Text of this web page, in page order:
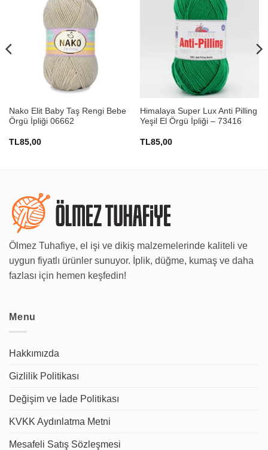
Nako Elit Baby Taş Rengi Bebe
Örgü İpliği 06662
TL85,00
Himalaya Super Lux Anti Pilling
Yeşil El Örgü İpliği – 73416
TL85,00
Ölmez Tuhafiye, el işi ve dikiş malzemelerinde kaliteli ve
uygun fiyatlı ürünler sunuyor. İplik, düğme, kumaş ve daha
fazlası için hemen keşfedin!
Menu
Hakkımızda
Gizlilik Politikası
Değişim ve İade Politikası
KVKK Aydınlatma Metni
Mesafeli Satış Sözleşmesi